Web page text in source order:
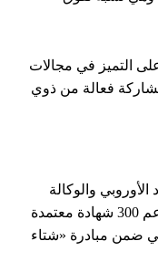
التميز في مجالات
مشاركة فعالة من ذوي
والوكالة
الألمانية للتعاون الدولي GIZ، حيث تم دعم 300 شهادة معتمدة
ضمن مبادرة «شتاء